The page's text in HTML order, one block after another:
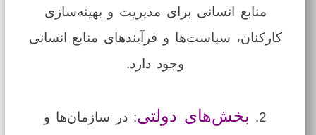
منابع انسانی برای مدیریت و بهینه‌سازی
کارکنان، سیاست‌ها و فرآیندهای منابع انسانی
وجود دارد.
بخش‌های دولتی: در سازمان‌ها و